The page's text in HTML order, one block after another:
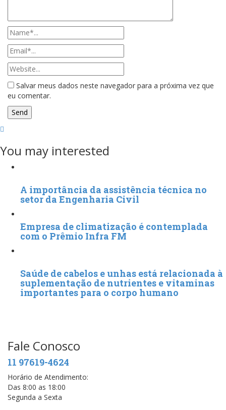
Salvar meus dados neste navegador para a próxima vez que
eu comentar.
You may interested
A importância da assistência técnica no
setor da Engenharia Civil
Empresa de climatização é contemplada
com o Prêmio Infra FM
Saúde de cabelos e unhas está relacionada à
suplementação de nutrientes e vitaminas
importantes para o corpo humano
Fale Conosco
11 97619-4624
Horário de Atendimento:
Das 8:00 as 18:00
Segunda a Sexta